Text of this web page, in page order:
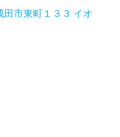
田市東町１３３ イオ